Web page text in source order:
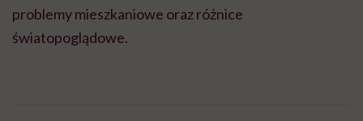
problemy mieszkaniowe oraz różnice
światopoglądowe.